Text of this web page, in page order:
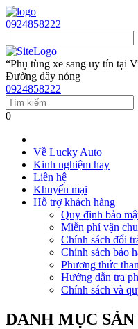
0924858222
“Phụ tùng xe sang uy tín tại
Đường dây nóng
0924858222
0
Về Lucky Auto
Kinh nghiệm hay
Liên hệ
Khuyến mại
Hỗ trợ khách hàng
Quy định bảo
Miễn phí vận
Chính sách đổi
Chính sách bảo
Phương thức
Hướng dẫn tra
Chính sách và
DANH MỤC